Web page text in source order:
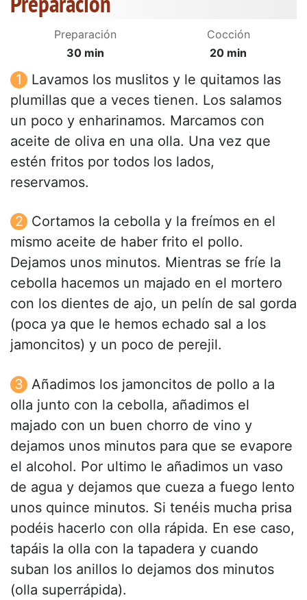
Preparación
30 min
Cocción
20 min
Lavamos los muslitos y le quitamos las
plumillas que a veces tienen. Los salamos
un poco y enharinamos. Marcamos con
aceite de oliva en una olla. Una vez que
estén fritos por todos los lados,
reservamos.
Cortamos la cebolla y la freímos en el
mismo aceite de haber frito el pollo.
Dejamos unos minutos. Mientras se fríe la
cebolla hacemos un majado en el mortero
con los dientes de ajo, un pelín de sal gorda
(poca ya que le hemos echado sal a los
jamoncitos) y un poco de perejil.
Añadimos los jamoncitos de pollo a la
olla junto con la cebolla, añadimos el
majado con un buen chorro de vino y
dejamos unos minutos para que se evapore
el alcohol. Por ultimo le añadimos un vaso
de agua y dejamos que cueza a fuego lento
unos quince minutos. Si tenéis mucha prisa
podéis hacerlo con olla rápida. En ese caso,
tapáis la olla con la tapadera y cuando
suban los anillos lo dejamos dos minutos
(olla superrápida).